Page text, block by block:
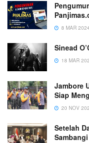
8 MAR 2024
Sinead
18 MAR
Jambore
Siap
20 NOV
Setelah
Sambangi